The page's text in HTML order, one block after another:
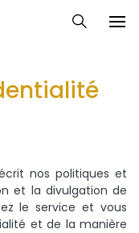
nos politiques et
et la divulgation de
le service et vous
et de la manière